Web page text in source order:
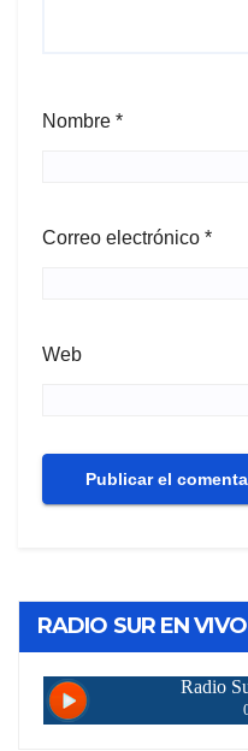
Nombre *
Correo electrónico *
Web
RADIO SUR EN VIVO